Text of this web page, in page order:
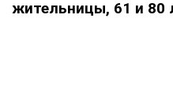
жительницы, 61 и 80